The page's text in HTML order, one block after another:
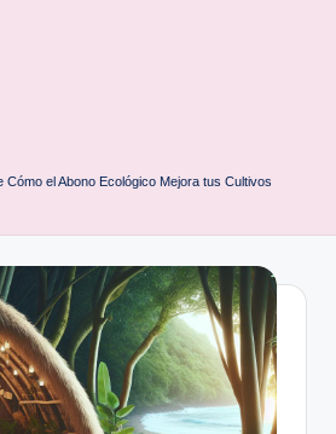
Cómo el Abono Ecológico Mejora tus Cultivos